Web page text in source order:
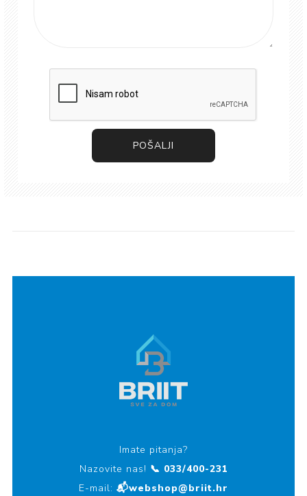
POŠALJI
Imate pitanja?
Nazovite nas! 📞 033/400-231
E-mail: 📬webshop@briit.hr